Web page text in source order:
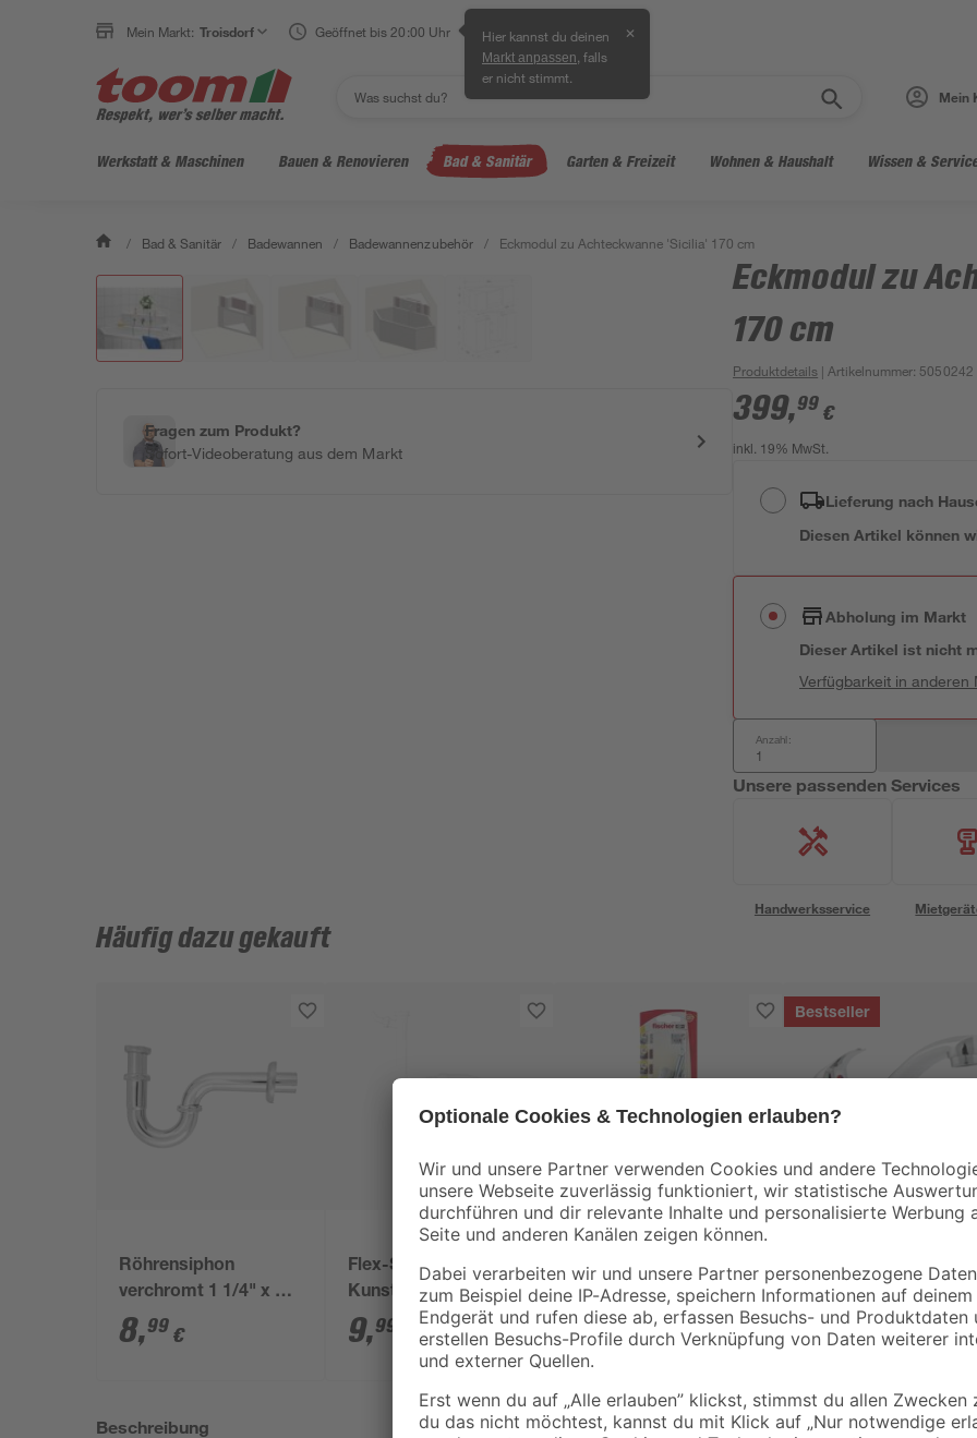
Mein Markt: Troisdorf Geöffnet bis 20:00 Uhr Hier kannst du deinen
Markt anpassen , falls
er nicht stimmt.
✕
Mein
Werkstatt & Maschinen Bauen & Renovieren Bad & Sanitär Garten & Freizeit Wohnen & Haushalt Wissen &
/ Bad & Sanitär / Badewannen / Badewannenzubehör / Eckmodul zu Achteckwanne 'Sicilia' 170 cm
Fragen zum Produkt?
Sofort-Videoberatung aus dem Markt
Eckmodul zu
170 cm
Produktdetails | Artikelnummer: 5050242
399,99 €
inkl. 19% MwSt.
Lieferung nach
Diesen Artikel können
Abholung im Markt
Dieser Artikel ist nicht
Verfügbarkeit in anderen
Anzahl:
Unsere passenden Services
Handwerksservice
Häufig dazu gekauft
Röhrensiphon
verchromt 1 1/4" x 32
mm
8,99 €
Flex-Siphon
Kunststoff weiß 1 1/2'
x 40/50 mm
9,99
Fischer
fischer
Waschtischbefestigung
WST 140 2 Stück
4,99 €
Bestseller
Spültischarmatur
'Carli' chromfarben
22, 99 €
Beschreibung